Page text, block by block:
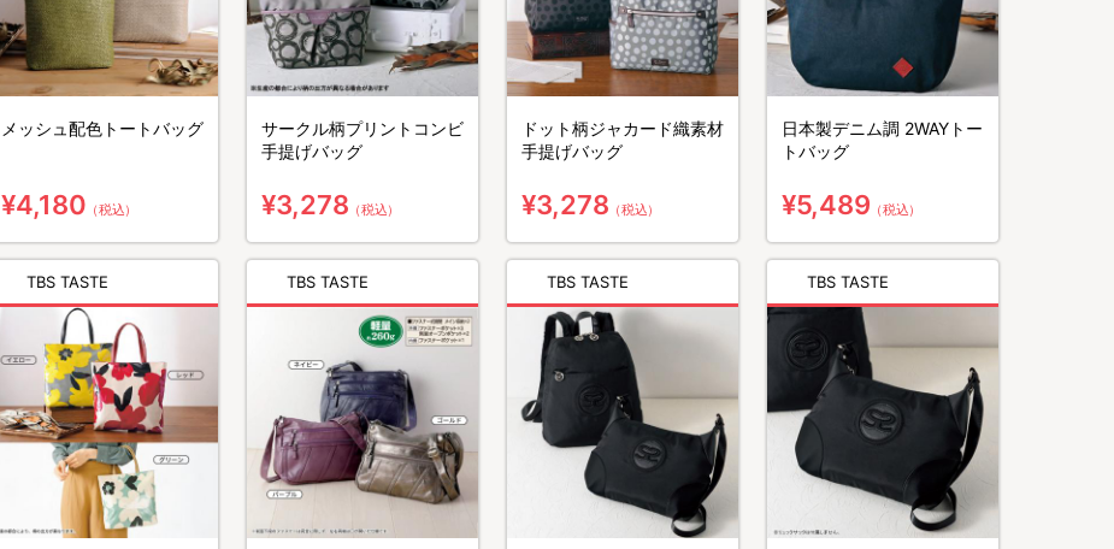
メッシュ配色トートバッグ
¥4,180 （税込）
サークル柄プリントコンビ
手提げバッグ
¥3,278 （税込）
ドット柄ジャカード織素材
手提げバッグ
¥3,278 （税込）
日本製デニム調 2WAYトー
トバッグ
¥5,489 （税込）
TBS TASTE TBS TASTE TBS TASTE TBS TASTE